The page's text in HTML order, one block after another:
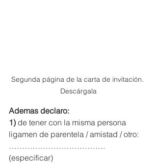
Segunda página de la carta de invitación.
Descárgala
Ademas declaro:
1) de tener con la misma persona
ligamen de parentela / amistad / otro:
……………………………….
(especificar)